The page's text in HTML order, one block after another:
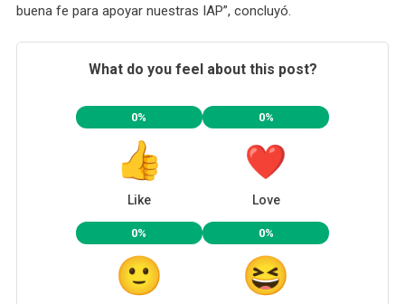
buena fe para apoyar nuestras IAP”, concluyó.
What do you feel about this post?
0%
Like
0%
Love
0% 0%